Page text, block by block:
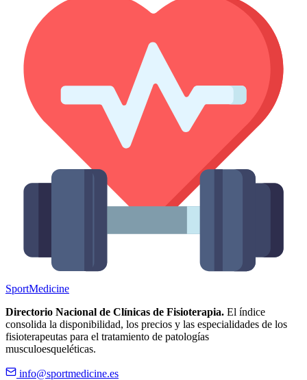
SportMedicine
Directorio Nacional de Clínicas de Fisioterapia. El índice
consolida la disponibilidad, los precios y las especialidades de los
fisioterapeutas para el tratamiento de patologías
musculoesqueléticas.
info@sportmedicine.es